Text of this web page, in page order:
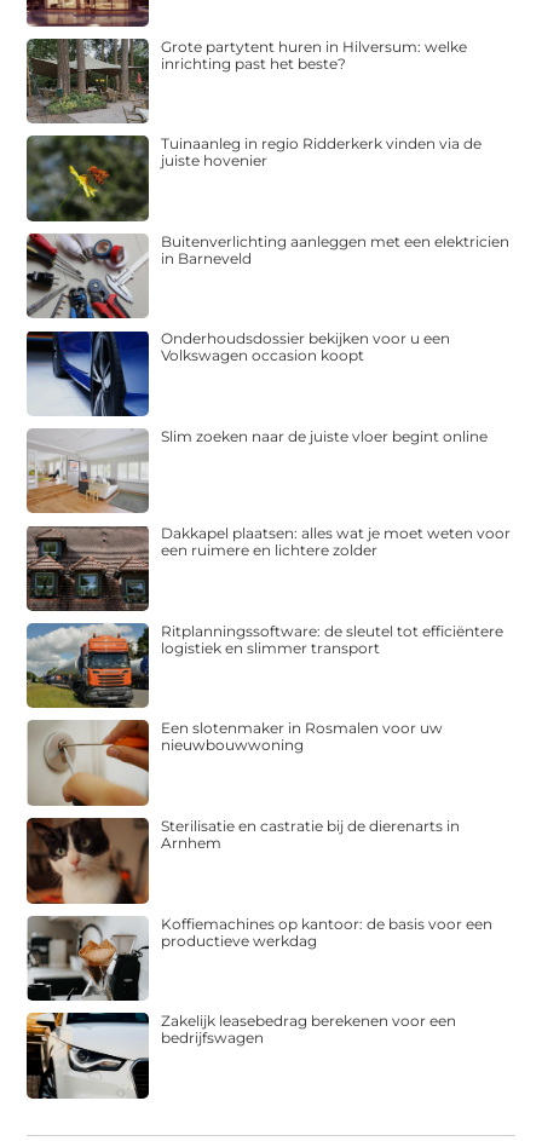
Grote partytent huren in Hilversum: welke
inrichting past het beste?
Tuinaanleg in regio Ridderkerk vinden via de
juiste hovenier
Buitenverlichting aanleggen met een elektricien
in Barneveld
Onderhoudsdossier bekijken voor u een
Volkswagen occasion koopt
Slim zoeken naar de juiste vloer begint online
Dakkapel plaatsen: alles wat je moet weten voor
een ruimere en lichtere zolder
Ritplanningssoftware: de sleutel tot efficiëntere
logistiek en slimmer transport
Een slotenmaker in Rosmalen voor uw
nieuwbouwwoning
Sterilisatie en castratie bij de dierenarts in
Arnhem
Koffiemachines op kantoor: de basis voor een
productieve werkdag
Zakelijk leasebedrag berekenen voor een
bedrijfswagen